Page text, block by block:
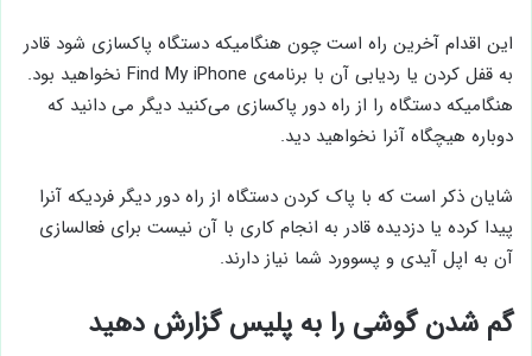
این اقدام آخرین راه است چون هنگامیکه دستگاه پاکسازی شود قادر
به قفل کردن یا ردیابی آن با برنامه‌ی Find My iPhone نخواهید بود.
هنگامیکه دستگاه را از راه دور پاکسازی می‌کنید دیگر می دانید که
دوباره هیچگاه آنرا نخواهید دید.
شایان ذکر است که با پاک کردن دستگاه از راه دور دیگر فردیکه آنرا
پیدا کرده یا دزدیده قادر به انجام کاری با آن نیست برای فعالسازی
آن به اپل آیدی و پسوورد شما نیاز دارند.
گم شدن گوشی را به پلیس گزارش دهید